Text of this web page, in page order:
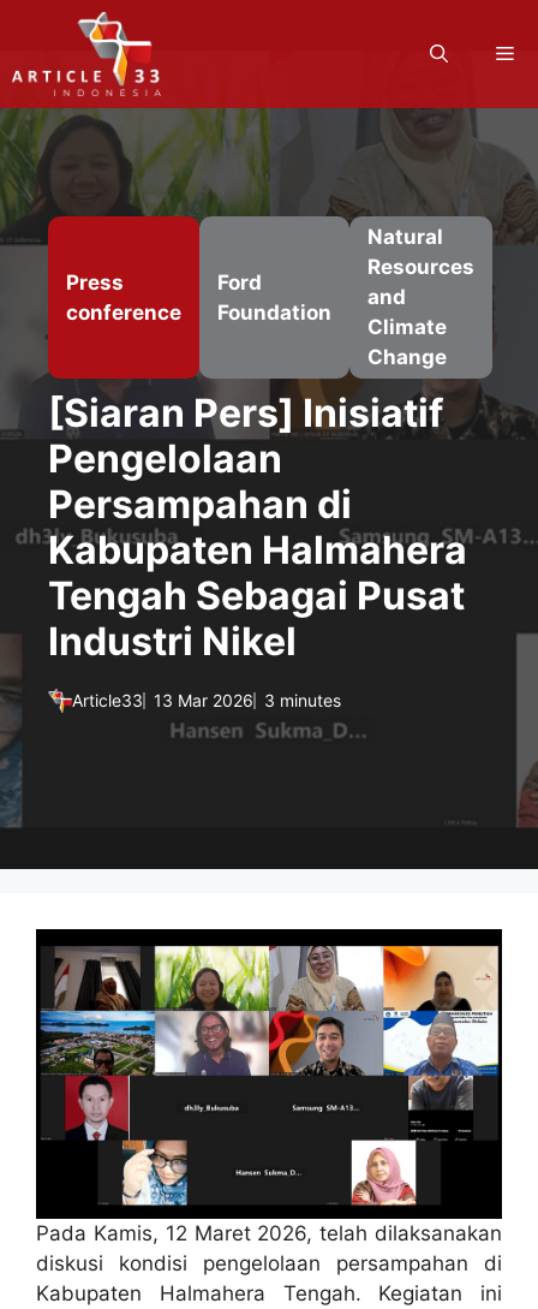
content
Press
conference
Ford
Foundation
Natural
Resources
and
Climate
Change
[Siaran Pers] Inisiatif
Pengelolaan
Persampahan di
Kabupaten Halmahera
Tengah Sebagai Pusat
Industri Nikel
Article33 13 Mar 2026 3 minutes
Pada Kamis, 12 Maret 2026, telah dilaksanakan
diskusi kondisi pengelolaan persampahan di
Kabupaten Halmahera Tengah. Kegiatan ini